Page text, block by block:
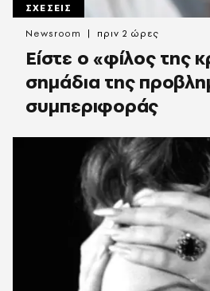
ΣΧΕΣΕΙΣ
Είστε ο «φίλος της
σημάδια της
συμπεριφοράς
Newsroom πριν 2 ώρες